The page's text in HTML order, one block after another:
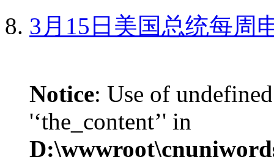
3月15日美国总统每周
Notice: Use of
'‘the_content’' in